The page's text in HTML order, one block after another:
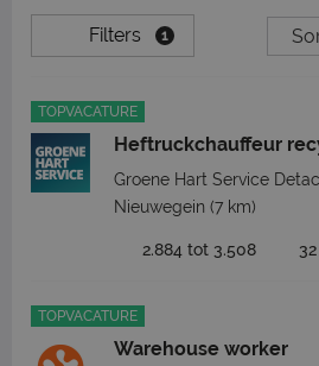
Filters 1
TOPVACATURE
Heftruckchauffeur
Groene Hart Service
Nieuwegein (7 km)
2.884 tot 3.508
TOPVACATURE
Warehouse worker